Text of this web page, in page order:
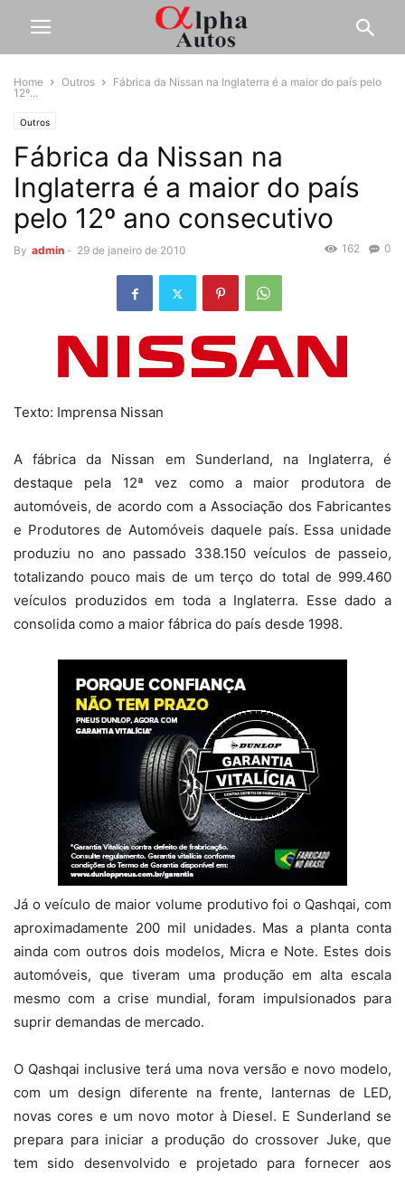
Home Outros
Fábrica da Nissan na Inglaterra é a maior do país pelo
12º...
Outros
Fábrica da Nissan na
Inglaterra é a maior do país
pelo 12º ano consecutivo
By admin - 29 de janeiro de 2010 0
162
Texto: Imprensa Nissan
A fábrica da Nissan em Sunderland, na Inglaterra, é
destaque pela 12ª vez como a maior produtora de
automóveis, de acordo com a Associação dos Fabricantes
e Produtores de Automóveis daquele país. Essa unidade
produziu no ano passado 338.150 veículos de passeio,
totalizando pouco mais de um terço do total de 999.460
veículos produzidos em toda a Inglaterra. Esse dado a
consolida como a maior fábrica do país desde 1998.
Já o veículo de maior volume produtivo foi o Qashqai, com
aproximadamente 200 mil unidades. Mas a planta conta
ainda com outros dois modelos, Micra e Note. Estes dois
automóveis, que tiveram uma produção em alta escala
mesmo com a crise mundial, foram impulsionados para
suprir demandas de mercado.
O Qashqai inclusive terá uma nova versão e novo modelo,
com um design diferente na frente, lanternas de LED,
novas cores e um novo motor à Diesel. E Sunderland se
prepara para iniciar a produção do crossover Juke, que
tem sido desenvolvido e projetado para fornecer aos